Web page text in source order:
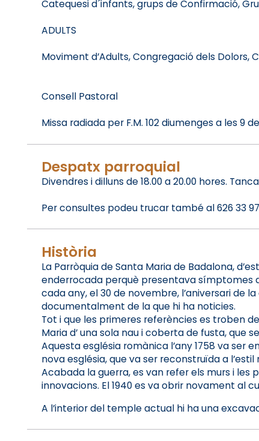
Catequesi d´infants, grups de Confirmació,
ADULTS
Moviment d’Adults, Congregació dels Dolors,
Consell Pastoral
Missa radiada per F.M. 102 diumenges a les 9
Despatx parroquial
Divendres i dilluns de 18.00 a 20.00 hores.
Per consultes podeu trucar també al 626 33
Història
La Parròquia de Santa Maria de Badalona,
enderrocada perquè presentava símptomes
cada any, el 30 de novembre, l’aniversari de
documentalment de la que hi ha noticies.
Tot i que les primeres referències es troben
Maria d’ una sola nau i coberta de fusta, que
Aquesta església romànica l’any 1758 va ser
nova església, que va ser reconstruïda a
Acabada la guerra, es van refer els murs i
innovacions. El 1940 es va obrir novament al
A l’interior del temple actual hi ha una